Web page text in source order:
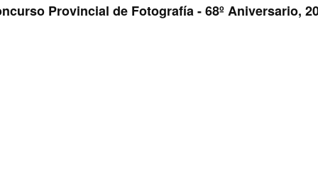
Provincial de Fotografía - 68º Aniversario,